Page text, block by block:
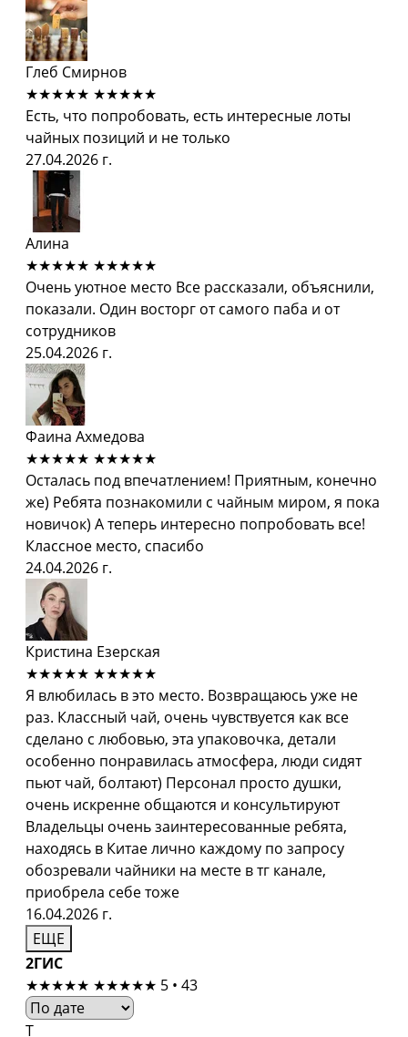
Глеб Смирнов
★★★★★ ★★★★★
Есть, что попробовать, есть интересные лоты
чайных позиций и не только
27.04.2026 г.
Алина
★★★★★ ★★★★★
Очень уютное место Все рассказали, объяснили,
показали. Один восторг от самого паба и от
сотрудников
25.04.2026 г.
Фаина Ахмедова
★★★★★ ★★★★★
Осталась под впечатлением! Приятным, конечно
же) Ребята познакомили с чайным миром, я пока
новичок) А теперь интересно попробовать все!
Классное место, спасибо
24.04.2026 г.
Кристина Езерская
★★★★★ ★★★★★
Я влюбилась в это место. Возвращаюсь уже не
раз. Классный чай, очень чувствуется как все
сделано с любовью, эта упаковочка, детали
особенно понравилась атмосфера, люди сидят
пьют чай, болтают) Персонал просто душки,
очень искренне общаются и консультируют
Владельцы очень заинтересованные ребята,
находясь в Китае лично каждому по запросу
обозревали чайники на месте в тг канале,
приобрела себе тоже
16.04.2026 г.
ЕЩЕ
2ГИС
★★★★★ ★★★★★ 5 • 43
Т